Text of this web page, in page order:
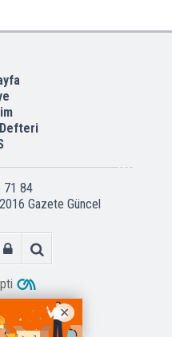
71 84
Gazete Güncel